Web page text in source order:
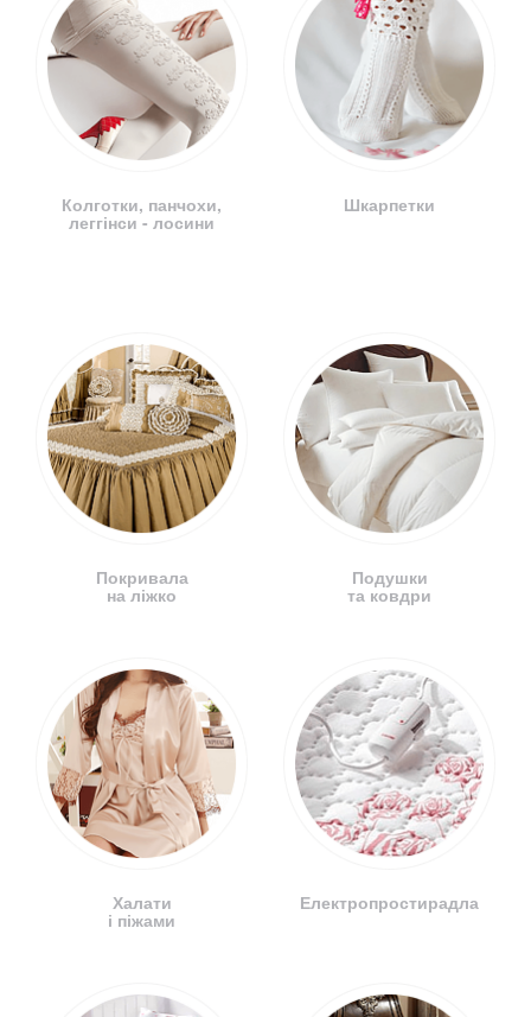
Колготки, панчохи,
леггінси - лосини
Шкарпетки
Покривала
на ліжко
Халати
і піжами
Подушки
та ковдри
Електропростирадла